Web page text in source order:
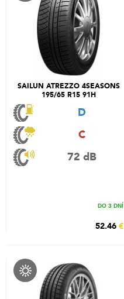
SAILUN ATREZZO 4SEASONS
195/65 R15 91H
D
C
72 dB
DO 3 DNÍ
52.46 €